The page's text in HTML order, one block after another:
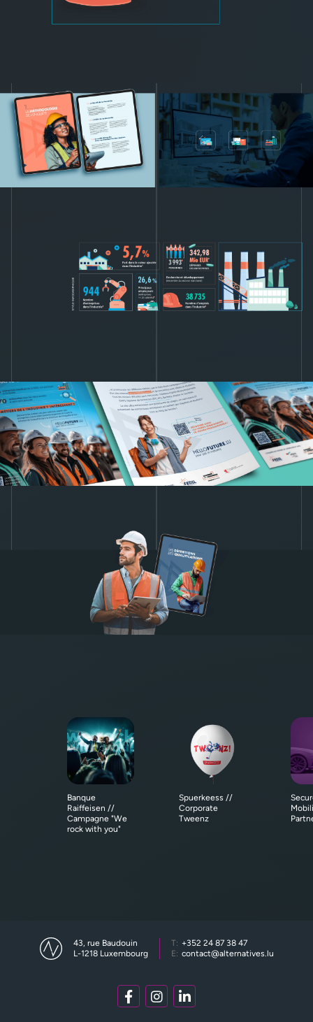
Banque
Raiffeisen //
Campagne "We
rock with you"
Spuerkeess //
Corporate
Tweenz
43, rue Baudouin
L-1218 Luxembourg
T: +352 24 87 38 47
E: contact@alternatives.lu